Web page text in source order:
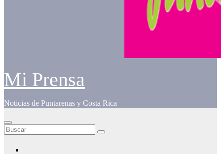
Mi Prensa
Noticias de Puntarenas y Costa Rica